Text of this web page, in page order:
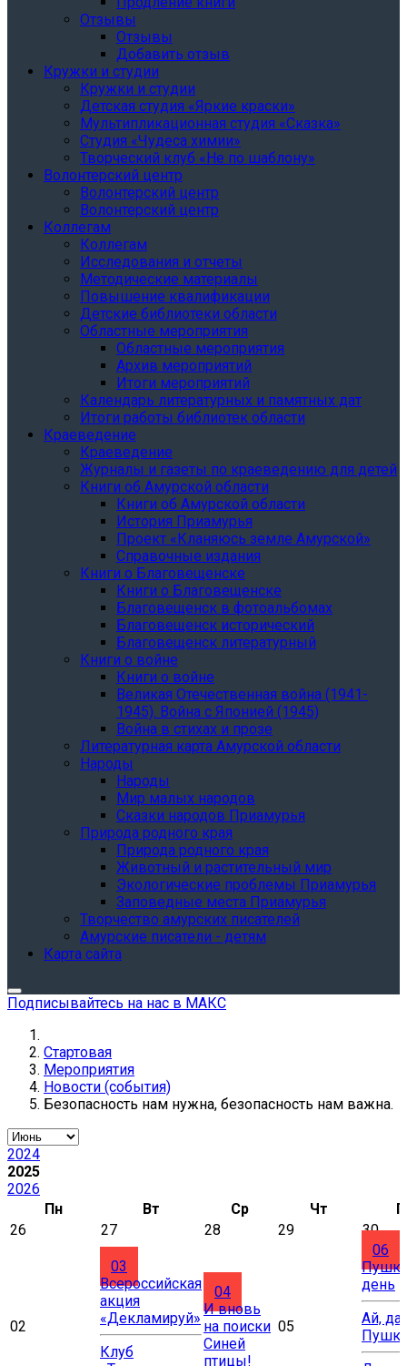
Отзывы
Отзывы
Добавить отзыв
Кружки и студии
Кружки и студии
Детская студия «Яркие краски»
Мультипликационная студия «Сказка»
Студия «Чудеса химии»
Творческий клуб «Не по шаблону»
Волонтерский центр
Волонтерский центр
Волонтерский центр
Коллегам
Коллегам
Исследования и отчеты
Методические материалы
Повышение квалификации
Детские библиотеки области
Областные мероприятия
Областные мероприятия
Архив мероприятий
Итоги мероприятий
Календарь литературных и памятных дат
Итоги работы библиотек области
Краеведение
Краеведение
Журналы и газеты по краеведению для детей
Книги об Амурской области
Книги об Амурской области
История Приамурья
Проект «Кланяюсь земле Амурской»
Справочные издания
Книги о Благовещенске
Книги о Благовещенске
Благовещенск в фотоальбомах
Благовещенск исторический
Благовещенск литературный
Книги о войне
Книги о войне
Великая Отечественная война (1941-
1945). Война с Японией (1945)
Война в стихах и прозе
Литературная карта Амурской области
Народы
Народы
Мир малых народов
Сказки народов Приамурья
Природа родного края
Природа родного края
Животный и растительный мир
Экологические проблемы Приамурья
Заповедные места Приамурья
Творчество амурских писателей
Амурские писатели - детям
Карта сайта
Подписывайтесь на нас в МАКС
Стартовая
Мероприятия
Новости (события)
Безопасность нам нужна, безопасность нам важна.
2024
2025
2026
Пн
Вт Ср Чт
26
27 28 29 30
02
03
Всероссийская
акция
«Декламируй»
Клуб
04
И вновь
на поиски
Синей
птицы!
05
06
день
Ай, да